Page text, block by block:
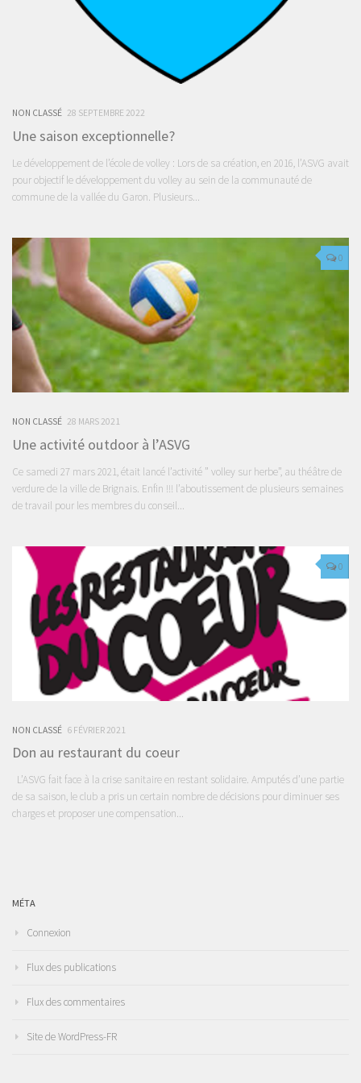
NON CLASSÉ 28 SEPTEMBRE 2022
Une saison exceptionnelle?
Le développement de l’école de volley : Lors de sa création, en 2016, l’ASVG avait
pour objectif le développement du volley au sein de la communauté de
commune de la vallée du Garon. Plusieurs...
0
NON CLASSÉ 28 MARS 2021
Une activité outdoor à l’ASVG
Ce samedi 27 mars 2021, était lancé l’activité ” volley sur herbe”, au théâtre de
verdure de la ville de Brignais. Enfin !!! l’aboutissement de plusieurs semaines
de travail pour les membres du conseil...
0
NON CLASSÉ 6 FÉVRIER 2021
Don au restaurant du coeur
L’ASVG fait face à la crise sanitaire en restant solidaire. Amputés d’une partie
de sa saison, le club a pris un certain nombre de décisions pour diminuer ses
charges et proposer une compensation...
MÉTA
Connexion
Flux des publications
Flux des commentaires
Site de WordPress-FR